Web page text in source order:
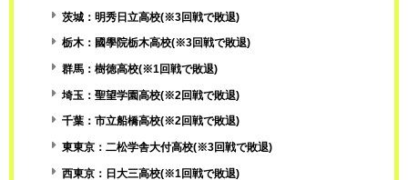
茨城：明秀日立高校(※3回戦で敗退)
栃木：國學院栃木高校(※3回戦で敗退)
群馬：樹徳高校(※1回戦で敗退)
埼玉：聖望学園高校(※2回戦で敗退)
千葉：市立船橋高校(※2回戦で敗退)
東東京：二松学舎大付高校(※3回戦で敗退)
西東京：日大三高校(※1回戦で敗退)